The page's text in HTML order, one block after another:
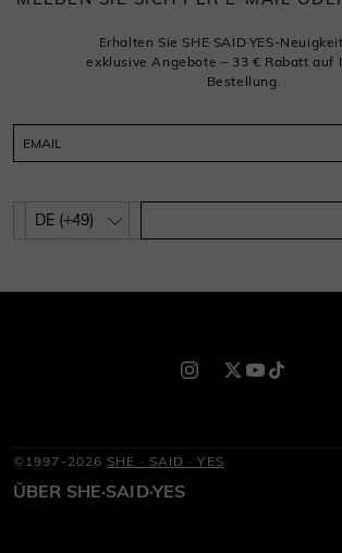
Erhalten Sie SHE·SAID·YES-
exklusive Angebote – 33 € Rabatt auf
Bestellung.
©1997-2026 SHE · SAID · YES
ÜBER SHE·SAID·YES